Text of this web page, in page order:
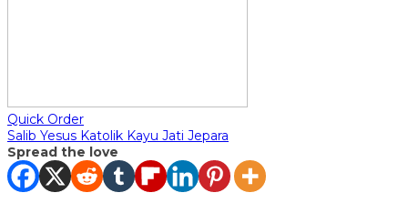
Quick Order
Salib Yesus Katolik Kayu Jati Jepara
Spread the love